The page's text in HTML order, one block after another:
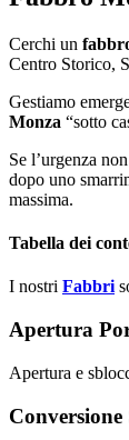
Cerchi un
Centro Storico,
Gestiamo
Monza “sotto
Se l’urgenza
dopo uno
massima.
Tabella dei
I nostri Fabbri
Apertura
Apertura e